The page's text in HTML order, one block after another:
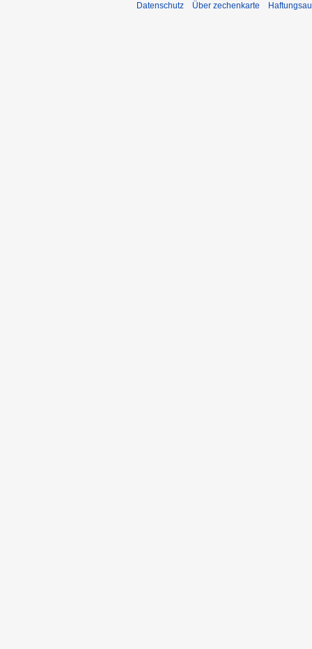
Datenschutz Über zechenkarte